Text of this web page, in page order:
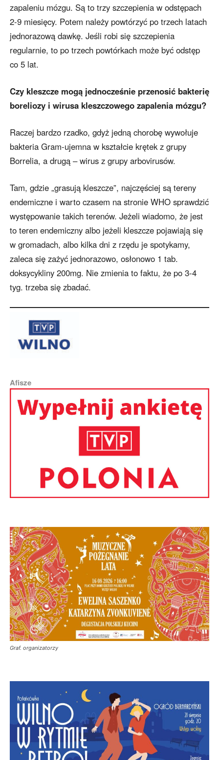
zapaleniu mózgu. Są to trzy szczepienia w odstępach
2-9 miesięcy. Potem należy powtórzyć po trzech latach
jednorazową dawkę. Jeśli robi się szczepienia
regularnie, to po trzech powtórkach może być odstęp
co 5 lat.
Czy kleszcze mogą jednocześnie przenosić bakterię
boreliozy i wirusa kleszczowego zapalenia mózgu?
Raczej bardzo rzadko, gdyż jedną chorobę wywołuje
bakteria Gram-ujemna w kształcie krętek z grupy
Borrelia, a drugą – wirus z grupy arbovirusów.
Tam, gdzie „grasują kleszcze”, najczęściej są tereny
endemiczne i warto czasem na stronie WHO sprawdzić
występowanie takich terenów. Jeżeli wiadomo, że jest
to teren endemiczny albo jeżeli kleszcze pojawiają się
w gromadach, albo kilka dni z rzędu je spotykamy,
zaleca się zażyć jednorazowo, osłonowo 1 tab.
doksycykliny 200mg. Nie zmienia to faktu, że po 3-4
tyg. trzeba się zbadać.
Afisze
Graf. organizatorzy